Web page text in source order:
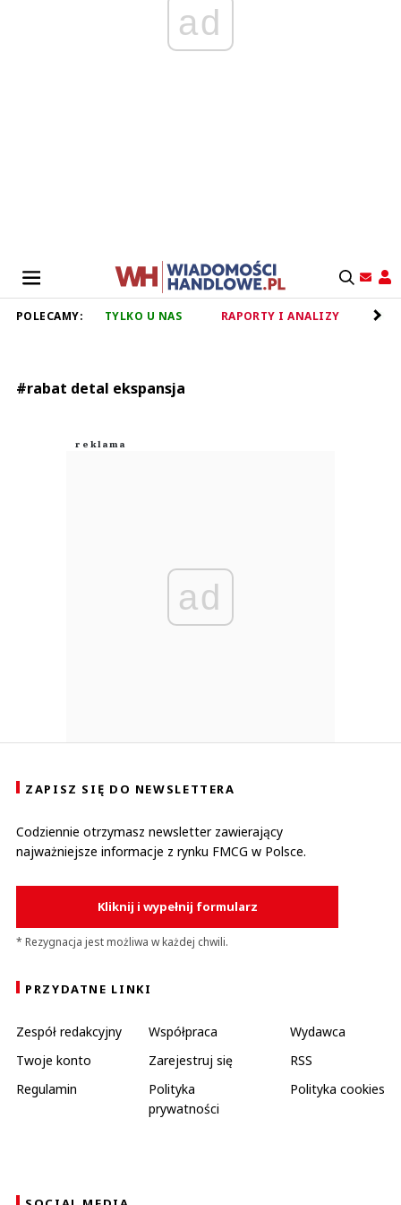
ad
POLECAMY: TYLKO U NAS RAPORTY I ANALIZY
#rabat detal ekspansja
ad
ZAPISZ SIĘ DO NEWSLETTERA
Codziennie otrzymasz newsletter zawierający
najważniejsze informacje z rynku FMCG w Polsce.
Kliknij i wypełnij formularz
* Rezygnacja jest możliwa w każdej chwili.
PRZYDATNE LINKI
Zespół redakcyjny Współpraca
Wydawca
Twoje konto
Zarejestruj się
RSS
Regulamin
Polityka
prywatności
Polityka cookies